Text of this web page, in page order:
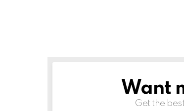
NEWSLETTERWant
Get the